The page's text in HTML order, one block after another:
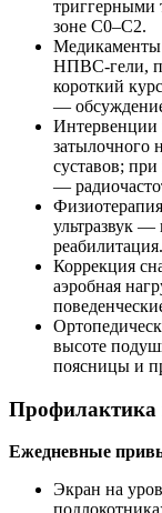
триггерными
зоне С0–С2.
НПВС-гели,
короткий
—
Интервенции
затылочного
суставов;
—
ультразвук —
реабилитация.
Коррекция
аэробная
высоте
поясницы и
Ежедневные
Экран на